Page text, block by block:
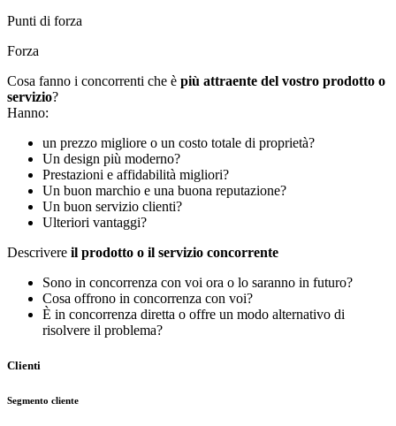
Punti di forza
Forza
Cosa fanno i concorrenti che è più attraente del vostro prodotto o
servizio?
Hanno:
un prezzo migliore o un costo totale di proprietà?
Un design più moderno?
Prestazioni e affidabilità migliori?
Un buon marchio e una buona reputazione?
Un buon servizio clienti?
Ulteriori vantaggi?
Descrivere il prodotto o il servizio concorrente
Sono in concorrenza con voi ora o lo saranno in futuro?
Cosa offrono in concorrenza con voi?
È in concorrenza diretta o offre un modo alternativo di
risolvere il problema?
Clienti
Segmento cliente